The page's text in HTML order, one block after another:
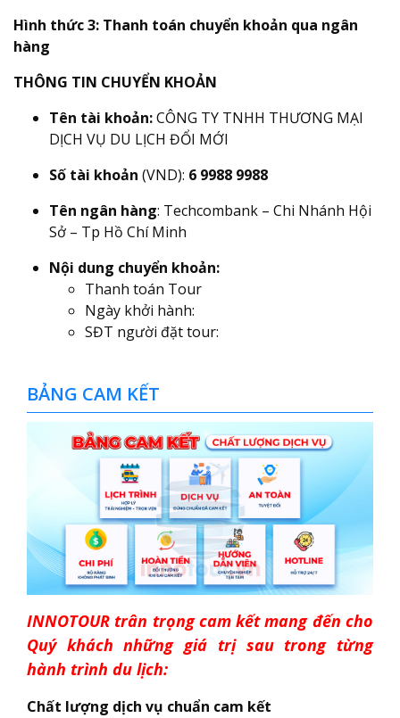
Hình thức 3: Thanh toán chuyển khoản qua ngân
hàng
THÔNG TIN CHUYỂN KHOẢN
Tên tài khoản:CÔNG TY TNHH THƯƠNG MẠI
DỊCH VỤ DU LỊCH ĐỔI MỚI
Số tài khoản (VND): 6 9988 9988
Tên ngân hàng: Techcombank – Chi Nhánh Hội
Sở – Tp Hồ Chí Minh
Nội dung chuyển khoản:
Thanh toán Tour
Ngày khởi hành:
SĐT người đặt tour:
BẢNG CAM KẾT
INNOTOUR trân trọng cam kết mang đến cho
Quý khách những giá trị sau trong từng
hành trình du lịch:
Chất lượng dịch vụ chuẩn cam kết